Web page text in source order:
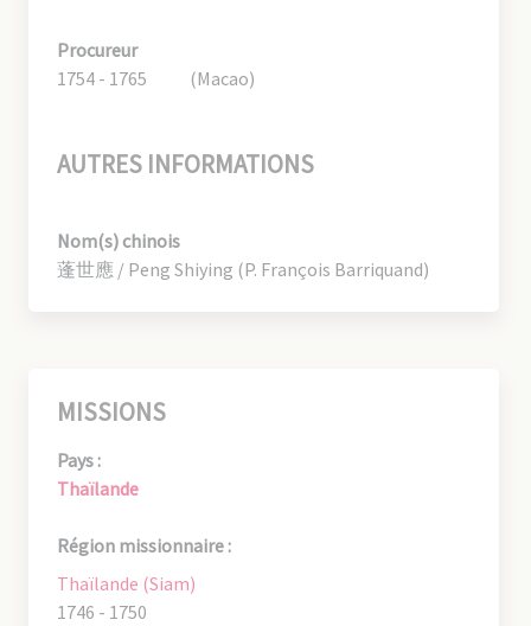
Procureur
1754 - 1765
(Macao)
AUTRES INFORMATIONS
Nom(s) chinois
蓬世應 / Peng Shiying (P. François Barriquand)
MISSIONS
Pays :
Thaïlande
Région missionnaire :
Thaïlande (Siam)
1746 - 1750